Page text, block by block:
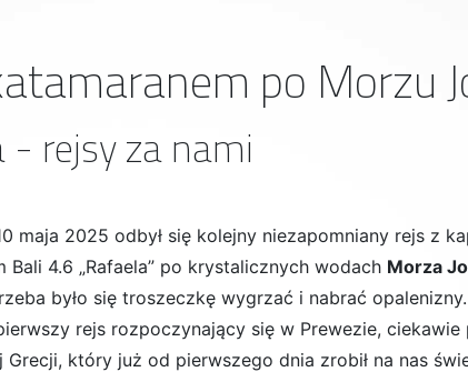
po Morzu
- rejsy za nami
maja 2025 odbył się kolejny niezapomniany rejs z
Bali 4.6 „Rafaela” po krystalicznych wodach Morza
było się troszeczkę wygrzać i nabrać opalenizny.
rejs rozpoczynający się w Prewezie, ciekawie
Grecji, który już od pierwszego dnia zrobił na nas